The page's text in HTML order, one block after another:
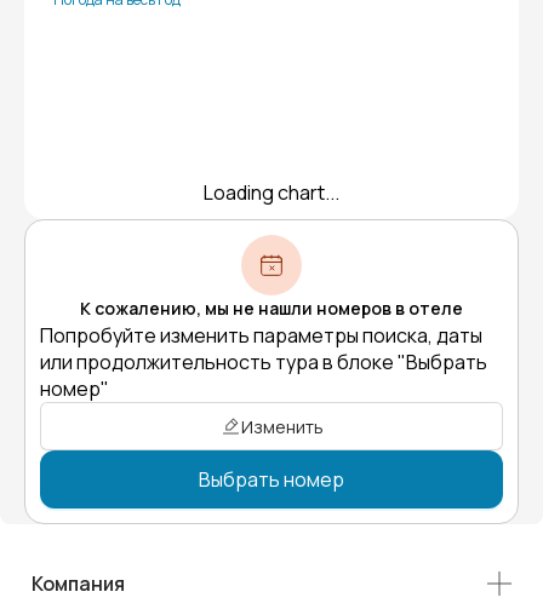
Loading chart...
К сожалению, мы не нашли номеров в отеле
Попробуйте изменить параметры поиска, даты
или продолжительность тура в блоке "Выбрать
номер"
Изменить
Выбрать номер
Компания